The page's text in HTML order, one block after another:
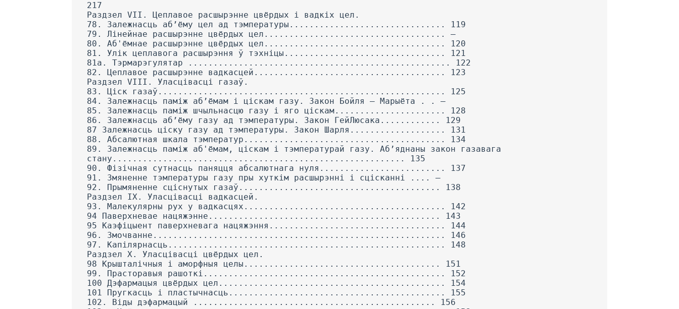
217
Раздзел VII. Цеплавое расшырэнне цвёрдых і вадкіх цел.
78. Залежнасць аб’ёму цел ад тэмпературы............................... 119
79. Лінейнае расшырэнне цвёрдых цел.................................... —
80. Аб'ёмнае расшырэнне цвёрдых цел.................................... 120
81. Улік цеплавога расшырэння ў тэхніцы................................ 121
81а. Тэрмарэгулятар .................................................... 122
82. Цеплавое расшырэнне вадкасцей...................................... 123
Раздзел VIII. Уласцівасці газаў.
83. Ціск газаў......................................................... 125
84. Залежнасць паміж аб’ёмам і ціскам газу. Закон Бойля — Марыёта . . —
85. Залежнасць паміж шчыльнасцю газу і яго ціскам...................... 128
86. Залежнасць аб’ёму газу ад тэмпературы. Закон ГейЛюсака............ 129
87 Залежнасць ціску газу ад тэмпературы. Закон Шарля................... 131
88. Абсалютная шкала тэмператур........................................ 134
89. Залежнасць паміж аб'ёмам, ціскам і тэмпературай газу. Аб’яднаны закон газавага
стану.......................................................... 135
90. Фізічная сутнасць паняцця абсалютнага нуля......................... 137
91. Змяненне тэмпературы газу пры хуткім расшырэнні і сцісканні .... —
92. Прымяненне сціснутых газаў........................................ 138
Раздзел IX. Уласцівасці вадкасцей.
93. Малекулярны рух у вадкасцях........................................ 142
94 Паверхневае нацяжэнне.............................................. 143
95 Каэфіцыент паверхневага нацяжэння................................... 144
96. Змочванне.......................................................... 146
97. Капілярнасць....................................................... 148
Раздзел X. Уласцівасці цвёрдых цел.
98 Крышталічныя і аморфныя целы....................................... 151
99. Прасторавыя рашоткі................................................ 152
100 Дэфармацыя цвёрдых цел............................................. 154
101 Пругкасць і пластычнасць........................................... 155
102. Віды дэфармацый ................................................ 156